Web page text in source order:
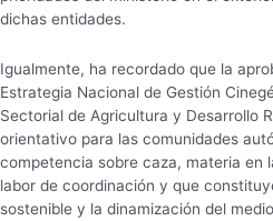
dichas entidades.
Igualmente, ha recordado que la
Estrategia Nacional de Gestión
Sectorial de Agricultura y Desarrollo
orientativo para las comunidades
competencia sobre caza, materia en
labor de coordinación y que
sostenible y la dinamización del